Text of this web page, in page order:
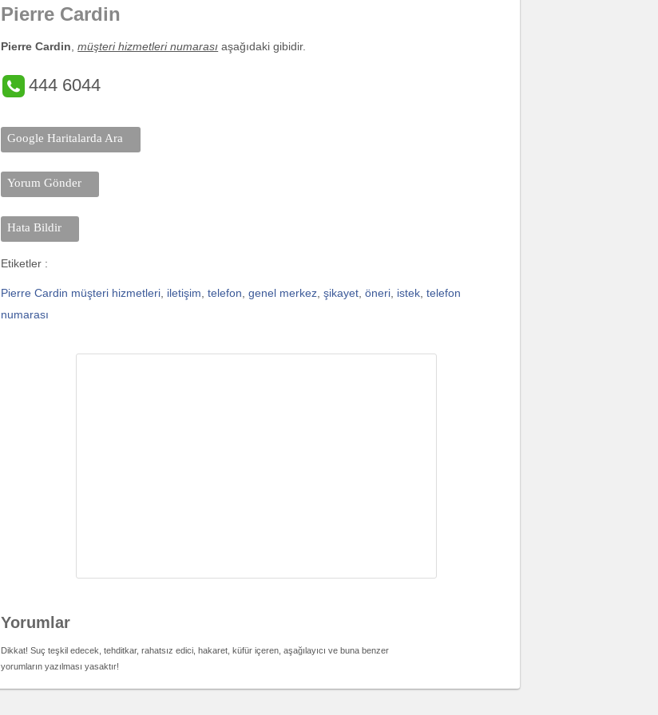
Pierre Cardin
Pierre Cardin ,müşteri hizmetleri numarası aşağıdaki gibidir.
444 6044
Google Haritalarda Ara
Yorum Gönder
Hata Bildir
Etiketler :
Pierre Cardin müşteri hizmetleri iletişim ,telefon ,genel merkez ,şikayet ,öneri istek ,telefon
numarası
Yorumlar
Dikkat! Suç teşkil edecek, tehditkar, rahatsız edici, hakaret, küfür içeren, aşağılayıcı ve buna benzer
yorumların yazılması yasaktır!